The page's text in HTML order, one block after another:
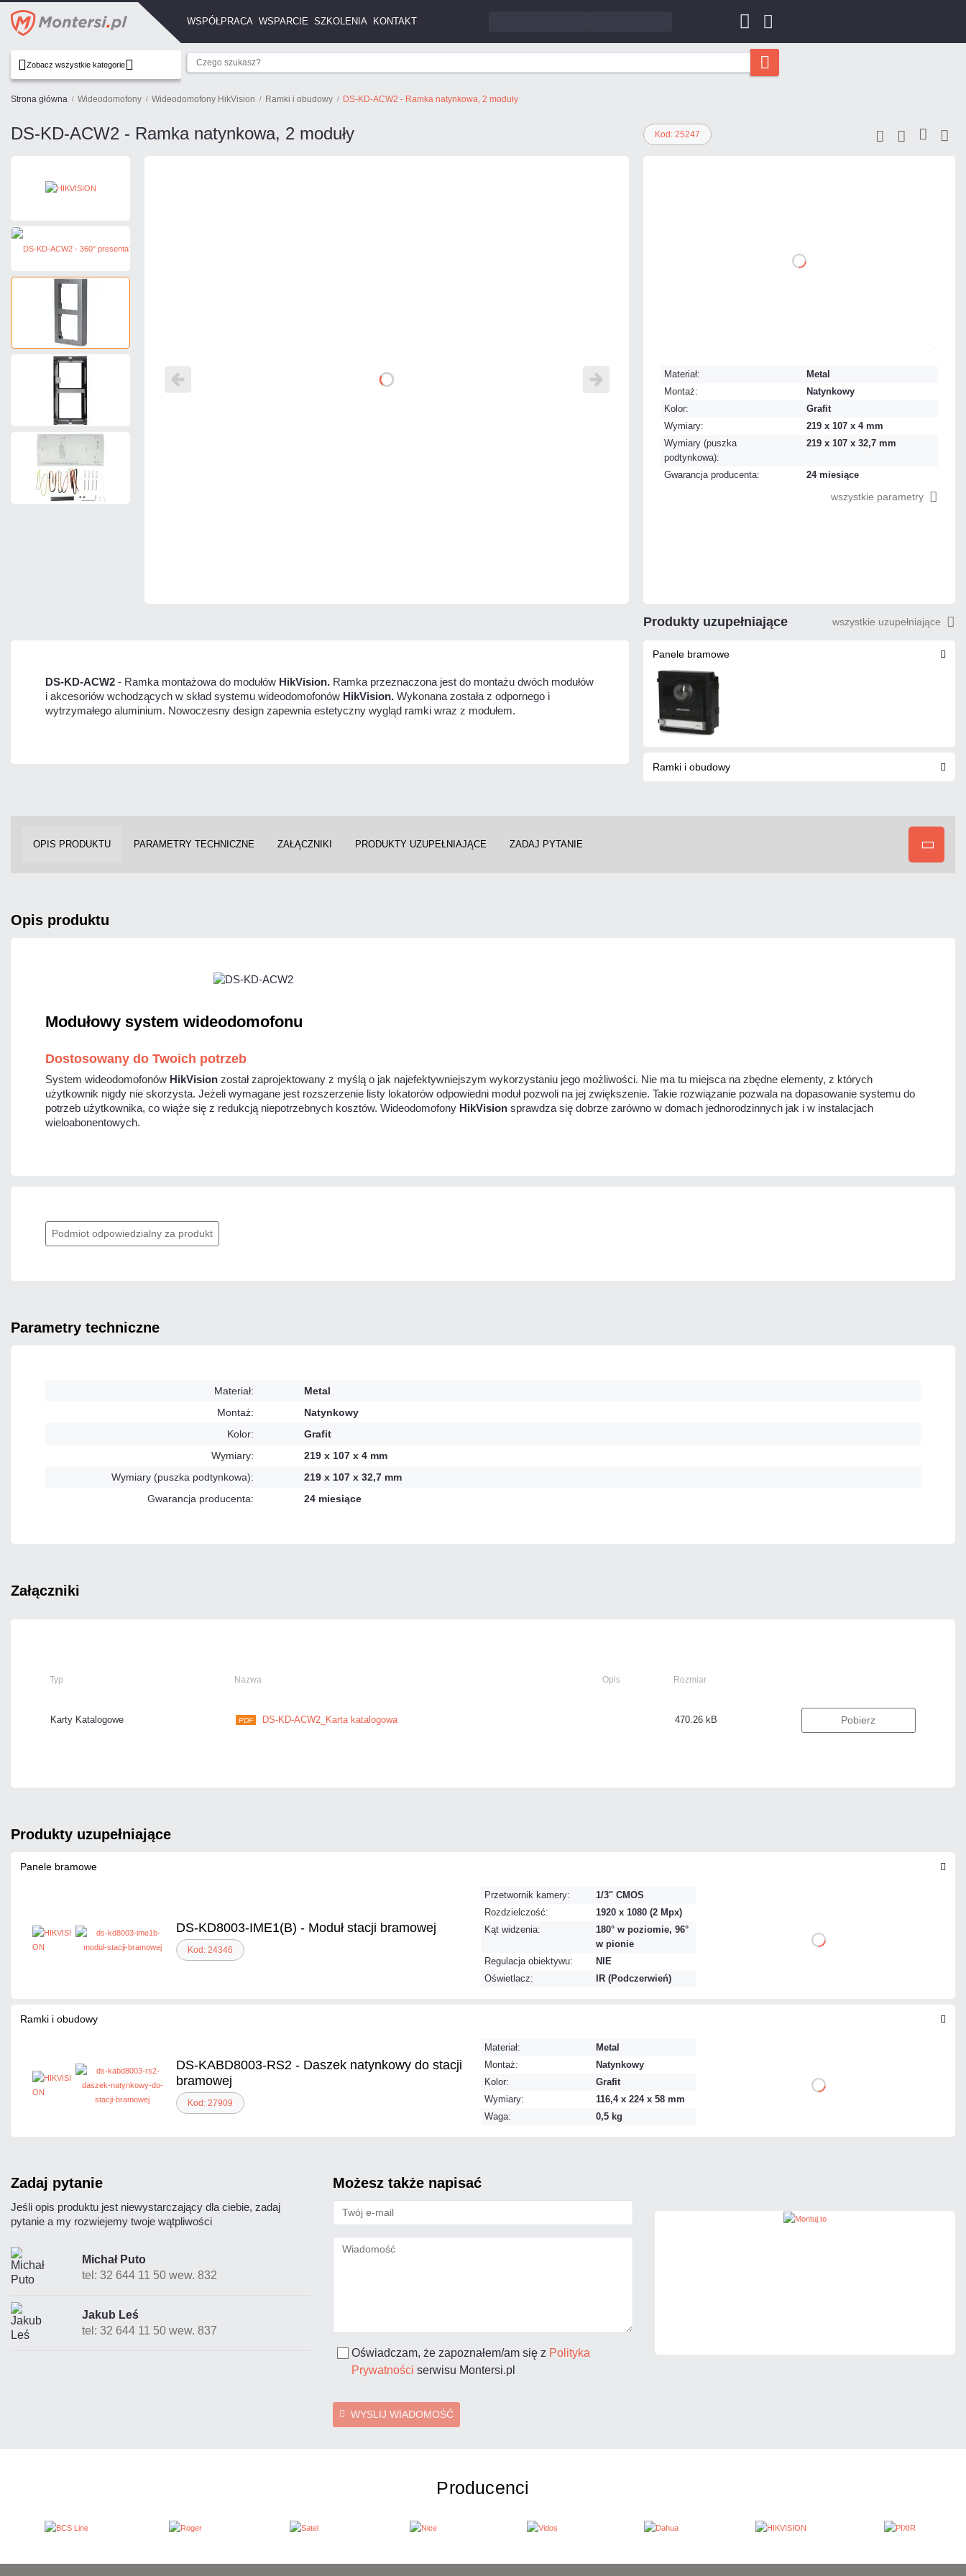
WSPÓŁPRACA WSPARCIE SZKOLENIA KONTAKT
Zobacz wszystkie kategorie
Strona główna Wideodomofony Wideodomofony HikVision Ramki i obudowy DS-KD-ACW2 - Ramka natynkowa, 2 moduły
DS-KD-ACW2 - Ramka natynkowa, 2 moduły Kod: 25247
Materiał:
Metal
Montaż:
Natynkowy
Kolor:
Grafit
Wymiary:
219 x 107 x 4 mm
Wymiary (puszka
podtynkowa):
219 x 107 x 32,7 mm
Gwarancja producenta: 24 miesiące
wszystkie parametry
DS-KD-ACW2 - Ramka montażowa do modułów HikVision. Ramka przeznaczona jest do montażu dwóch modułów
i akcesoriów wchodzących w skład systemu wideodomofonów HikVision. Wykonana została z odpornego i
wytrzymałego aluminium. Nowoczesny design zapewnia estetyczny wygląd ramki wraz z modułem.
Produkty uzupełniające wszystkie uzupełniające
Panele bramowe
Ramki i obudowy
OPIS PRODUKTU PARAMETRY TECHNICZNE ZAŁĄCZNIKI PRODUKTY UZUPEŁNIAJĄCE ZADAJ PYTANIE
opis produktu
Modułowy system wideodomofonu
Dostosowany do Twoich potrzeb
System wideodomofonów HikVision został zaprojektowany z myślą o jak najefektywniejszym wykorzystaniu jego możliwości. Nie ma tu miejsca na zbędne elementy, z których
użytkownik nigdy nie skorzysta. Jeżeli wymagane jest rozszerzenie listy lokatorów odpowiedni moduł pozwoli na jej zwiększenie. Takie rozwiązanie pozwala na dopasowanie systemu do
potrzeb użytkownika, co wiąże się z redukcją niepotrzebnych kosztów. Wideodomofony HikVision sprawdza się dobrze zarówno w domach jednorodzinnych jak i w instalacjach
wieloabonentowych.
Podmiot odpowiedzialny za produkt
parametry techniczne
Materiał:
Metal
Montaż:
Natynkowy
Kolor:
Grafit
Wymiary:
219 x 107 x 4 mm
Wymiary (puszka podtynkowa):
219 x 107 x 32,7 mm
Gwarancja producenta:
24 miesiące
załączniki
Typ Nazwa Opis Rozmiar
Karty Katalogowe PDF DS-KD-ACW2_Karta katalogowa 470.26 kB Pobierz
produkty uzupełniające
Panele bramowe
DS-KD8003-IME1(B) - Moduł stacji bramowej
Kod: 24346
Przetwornik kamery:
1/3" CMOS
Rozdzielczość:
1920 x 1080 (2 Mpx)
Kąt widzenia:
180° w poziomie, 96°
w pionie
Regulacja obiektywu:
NIE
Oświetlacz:
IR (Podczerwień)
Ramki i obudowy
DS-KABD8003-RS2 - Daszek natynkowy do stacji
bramowej
Kod: 27909
Materiał:
Metal
Montaż:
Natynkowy
Kolor:
Grafit
Wymiary:
116,4 x 224 x 58 mm
Waga:
0,5 kg
zadaj pytanie
Jeśli opis produktu jest niewystarczający dla ciebie, zadaj
pytanie a my rozwiejemy twoje wątpliwości
Michał Puto
tel: 32 644 11 50 wew. 832
Jakub Leś
tel: 32 644 11 50 wew. 837
możesz także napisać
Oświadczam, że zapoznałem/am się z Polityka
Prywatności serwisu Montersi.pl
WYSLIJ WIADOMOŚĆ
Producenci